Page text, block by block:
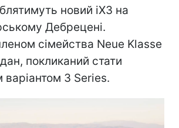
новий iX3 на
Дебрецені.
сімейства Neue Klasse
покликаний стати
варіантом 3 Series.